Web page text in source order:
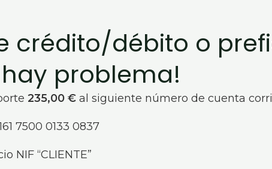
crédito/débito o
problema!
235,00 € al siguiente número de cuenta
7500 0133 0837
NIF “CLIENTE”